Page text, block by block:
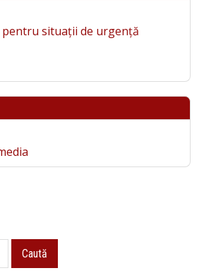
situații de urgență
Caută